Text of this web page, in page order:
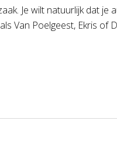
Je wilt natuurlijk dat
Van Poelgeest, Ekris